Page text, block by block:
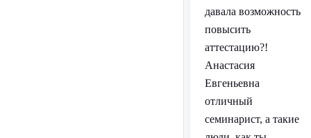
давала возможность
повысить
аттестацию?!
Анастасия
Евгеньевна
отличный
семинарист, а такие